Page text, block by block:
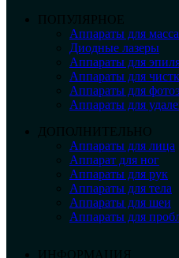
ПОПУЛЯРНОЕ
Аппараты для
Диодные лазеры
Аппараты для
Аппараты для
Аппараты для
Аппараты для
ДОПОЛНИТЕЛЬНО
Аппараты для лица
Аппарат для ног
Аппараты для рук
Аппараты для тела
Аппараты для шеи
Аппараты для
ИНФОРМАЦИЯ